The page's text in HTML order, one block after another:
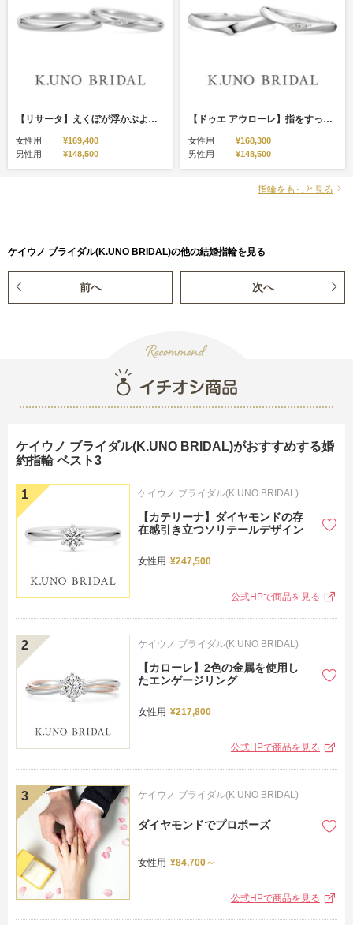
【リサータ】えくぼが浮かぶようなデザインに、笑顔のたえない日々を願って～
女性用
¥169,400
男性用
¥148,500
【ドゥエ アウローレ】指をすっきりと美しく見せてくれるシルエット
女性用
¥168,300
男性用
¥148,500
指輪をもっと見る
ケイウノ ブライダル(K.UNO BRIDAL)の他の結婚指輪を見る
前へ 次へ
ケイウノ ブライダル(K.UNO BRIDAL)がおすすめする婚
約指輪 ベスト3
ケイウノ ブライダル(K.UNO BRIDAL)
【カテリーナ】ダイヤモンドの存
在感引き立つソリテールデザイン
女性用 ¥247,500
公式HPで商品を見る
ケイウノ ブライダル(K.UNO BRIDAL)
【カローレ】2色の金属を使用し
たエンゲージリング
女性用 ¥217,800
公式HPで商品を見る
ケイウノ ブライダル(K.UNO BRIDAL)
ダイヤモンドでプロポーズ
女性用 ¥84,700～
公式HPで商品を見る